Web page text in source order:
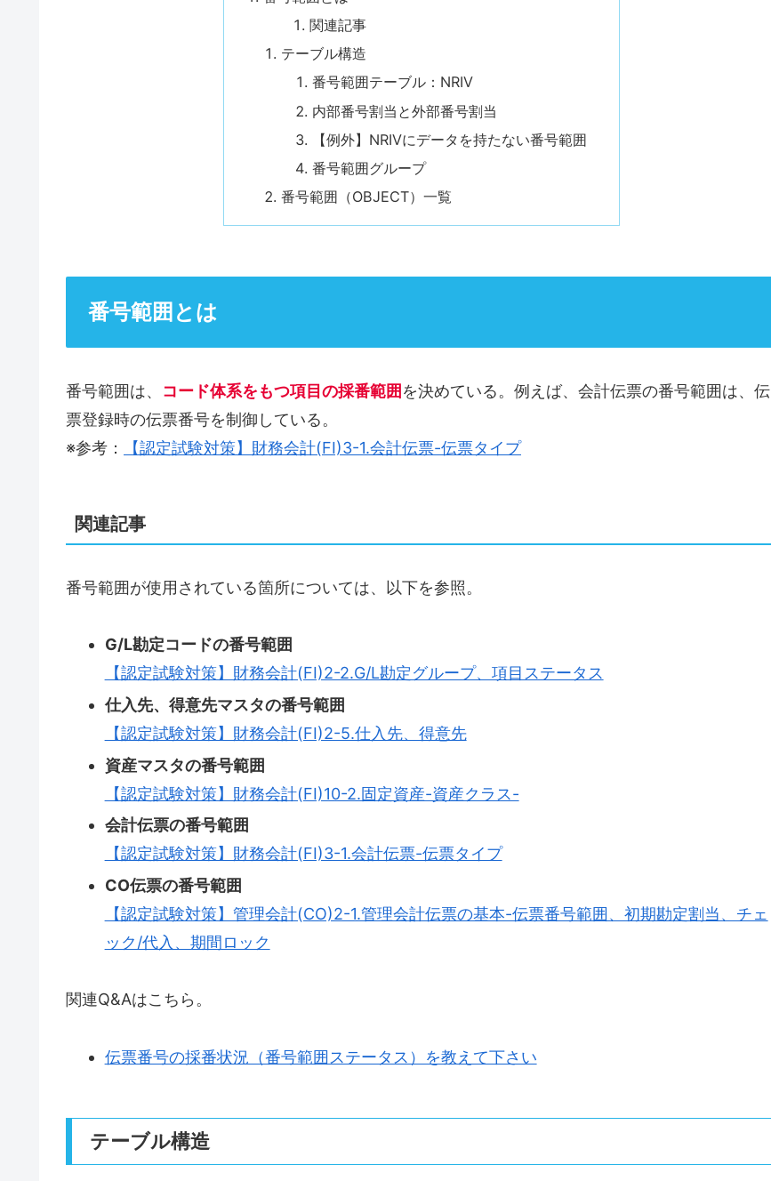
関連記事
テーブル構造
番号範囲テーブル：NRIV
内部番号割当と外部番号割当
【例外】NRIVにデータを持たない番号範囲
番号範囲グループ
番号範囲（OBJECT）一覧
番号範囲とは
番号範囲は、 コード体系をもつ項目の採番範囲を決めている。例えば、会計伝票の番号範囲は、伝
票登録時の伝票番号を制御している。
※参考：
【認定試験対策】財務会計(FI)3-1.会計伝票-伝票タイプ
関連記事
番号範囲が使用されている箇所については、以下を参照。
G/L勘定コードの番号範囲
【認定試験対策】財務会計(FI)2-2.G/L勘定グループ、項目ステータス
仕入先、得意先マスタの番号範囲
【認定試験対策】財務会計(FI)2-5.仕入先、得意先
資産マスタの番号範囲
【認定試験対策】財務会計(FI)10-2.固定資産-資産クラス-
会計伝票の番号範囲
【認定試験対策】財務会計(FI)3-1.会計伝票-伝票タイプ
CO伝票の番号範囲
【認定試験対策】管理会計(CO)2-1.管理会計伝票の基本-伝票番号範囲、初期勘定割当、チェ
ック/代入、期間ロック
関連Q&Aはこちら。
伝票番号の採番状況（番号範囲ステータス）を教えて下さい
テーブル構造